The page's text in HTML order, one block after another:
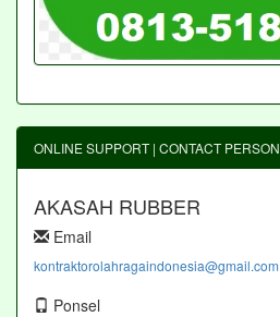
ONLINE SUPPORT | CONTACT PERSON
AKASAH RUBBER
Email
kontraktorolahragaindonesia@gmail.com
Ponsel